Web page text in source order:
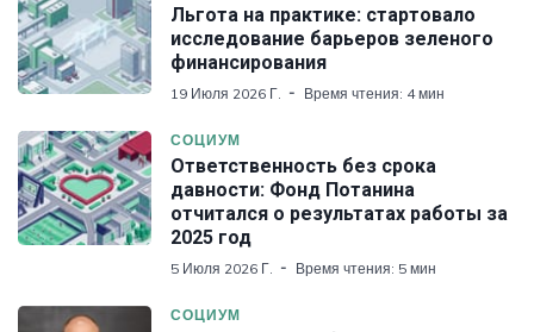
Льгота на практике: стартовало
исследование барьеров зеленого
финансирования
19 Июля 2026 Г. Время чтения: 4 мин
СОЦИУМ
Ответственность без срока
давности: Фонд Потанина
отчитался о результатах работы за
2025 год
5 Июля 2026 Г. Время чтения: 5 мин
СОЦИУМ